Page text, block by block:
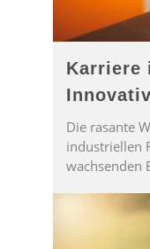
Karriere
Die rasante
industriellen
wachsenden